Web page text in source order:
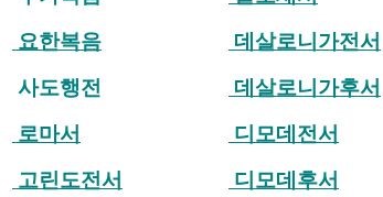
요한복음
사도행전
로마서
고린도전서
데살로니가전서
데살로니가후서
디모데전서
디모데후서